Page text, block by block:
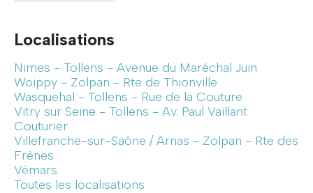
Localisations
Nimes - Tollens - Avenue du Maréchal Juin
Woippy - Zolpan - Rte de Thionville
Wasquehal - Tollens - Rue de la Couture
Vitry sur Seine - Tollens - Av. Paul Vaillant
Couturier
Villefranche-sur-Saône / Arnas - Zolpan - Rte des
Frênes
Vémars
Toutes les localisations